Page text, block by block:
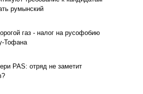
румынский
газ - налог на русофобию
Тофана
PAS: отряд не заметит